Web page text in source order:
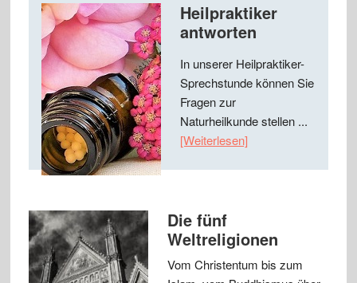
Heilpraktiker
antworten
In unserer Heilpraktiker-
Sprechstunde können Sie
Fragen zur
Naturheilkunde stellen ...
[Weiterlesen]
Die fünf
Weltreligionen
Vom Christentum bis zum